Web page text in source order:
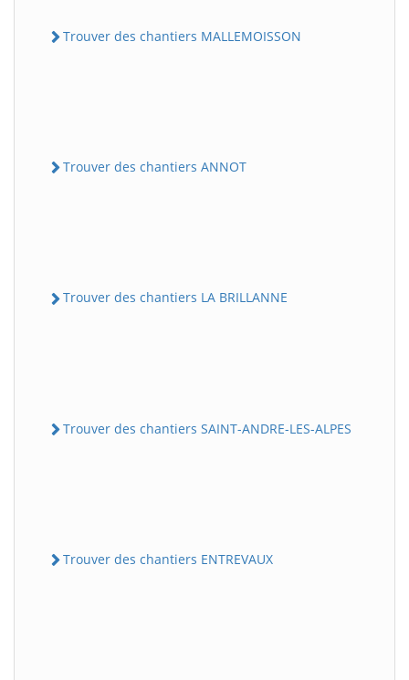
Trouver des chantiers MALLEMOISSON
Trouver des chantiers ANNOT
Trouver des chantiers LA BRILLANNE
Trouver des chantiers SAINT-ANDRE-LES-ALPES
Trouver des chantiers ENTREVAUX